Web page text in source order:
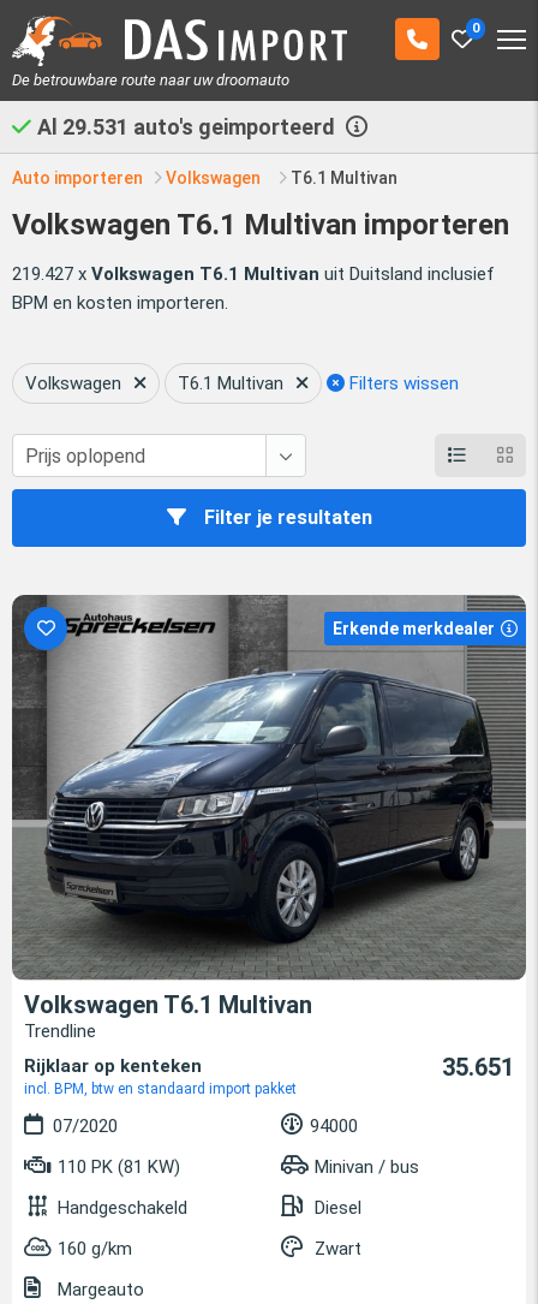
0
De betrouwbare route naar uw droomauto
Al 29.531 auto's geimporteerd
Auto importeren Volkswagen T6.1 Multivan
Volkswagen T6.1 Multivan importeren
219.427 x Volkswagen T6.1 Multivan uit Duitsland inclusief
BPM en kosten importeren.
Volkswagen T6.1 Multivan Filters wissen
Filter je resultaten
Erkende merkdealer
Volkswagen T6.1 Multivan
Trendline
Rijklaar op kenteken
incl. BPM, btw en standaard import pakket
35.651
07/2020
94000
110 PK (81 KW)
Minivan / bus
Handgeschakeld
Diesel
160 g/km
Zwart
Margeauto